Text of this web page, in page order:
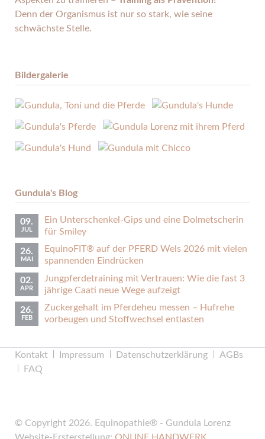
Denn der Organismus ist nur so stark, wie seine
schwächste Stelle.
Bildergalerie
Gundula's Blog
09.
JUL
Ein Unterschenkel-Gips und eine Dolmetscherin
für Smiley
26.
MAI
EquinoFIT® auf der PFERD Wels 2026 mit vielen
spannenden Eindrücken
02.
APR
Jungpferdetraining mit Vertrauen: Wie die fast 3
jährige Caati neue Wege aufzeigt
26.
FEB
Zuckergehalt im Pferdeheu messen – Hufrehe
vorbeugen und Stoffwechsel entlasten
Navigation
überspringen
Kontakt Impressum Datenschutzerklärung
AGBs
FAQ
© Copyright 2026. Equinopathie® - Gundula Lorenz